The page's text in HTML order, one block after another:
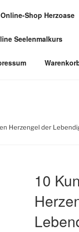
Online-Shop Herzoase
Seelenmalkurs
Herzengel der
10